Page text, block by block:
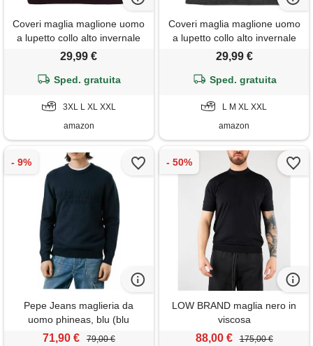
Coveri maglia maglione uomo
a lupetto collo alto invernale
tinta unita m l xl xxl xxxl (xl -
29,99 €
Sped. gratuita
3XL L XL XXL
amazon
Coveri maglia maglione uomo
a lupetto collo alto invernale
tinta unita m l xl xxl xxxl (xl -
29,99 €
Sped. gratuita
L M XL XXL
amazon
Pepe Jeans maglieria da
uomo phineas, blu (blu
dulwich), m, blu (dulwich
71,90 € 79,00 €
LOW BRAND maglia nero in
viscosa
88,00 € 175,00 €